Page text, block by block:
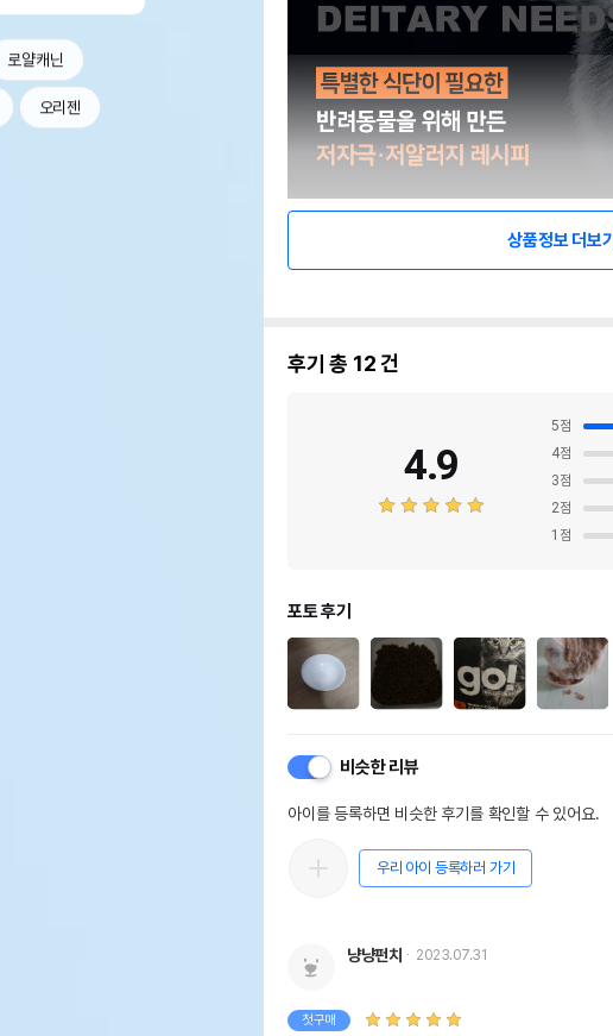
로얄캐닌
오리젠
상품정보 더보기
후기 총 12건
4.9
5점
4점
3점
2점
1 점
포토 후기
비슷한 리뷰
아이를 등록하면 비슷한 후기를 확인할 수 있어요.
우리 아이 등록하러 가기
냥냥펀치 2023.07.31
첫구매